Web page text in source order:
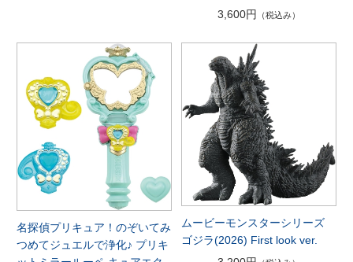
3,600円
（税込み）
名探偵プリキュア！のぞいてみ
つめてジュエルで浄化♪ プリキ
ムービーモンスターシリーズ
ゴジラ(2026) First look ver.